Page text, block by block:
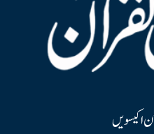
اکیسویں